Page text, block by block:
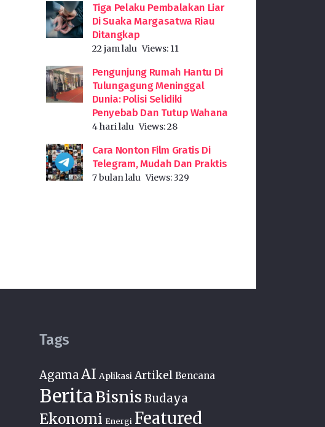
Tiga Pelaku Pembalakan Liar
Di Suaka Margasatwa Riau
Ditangkap
22 jam lalu Views: 11
Pengunjung Rumah Hantu Di
Tulungagung Meninggal
Dunia: Polisi Selidiki
Penyebab Dan Tutup Wahana
4 hari lalu Views:28
Cara Nonton Film Gratis Di
Telegram, Mudah Dan Praktis
7 bulan lalu Views:329
Tags
AgamaAI Aplikasi Artikel Bencana
BeritaBisnis Budaya
Ekonomi Energi Featured